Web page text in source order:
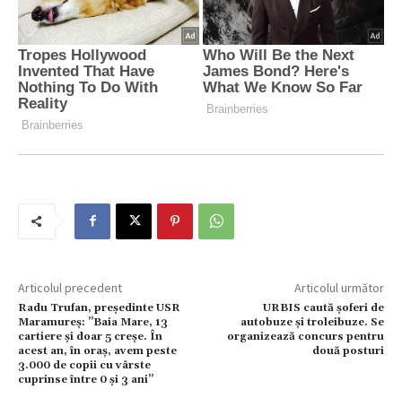
Articolul precedent
Radu Trufan, președinte USR
Maramureș: ”Baia Mare, 13
cartiere și doar 5 creșe. În
acest an, în oraș, avem peste
3.000 de copii cu vârste
cuprinse între 0 și 3 ani”
Articolul următor
URBIS caută șoferi de
autobuze și troleibuze. Se
organizează concurs pentru
două posturi